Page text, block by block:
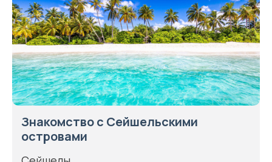
Знакомство с Сейшельскими
островами